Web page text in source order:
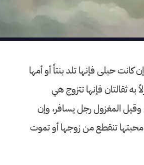
كانت حبلى فإنها تلد بنتاً أو أمها
به ثقالتان فإنها تتزوج هي
وقيل المغزول رجل يسافر، وإن
محبتها تنقطع من زوجها أو تموت